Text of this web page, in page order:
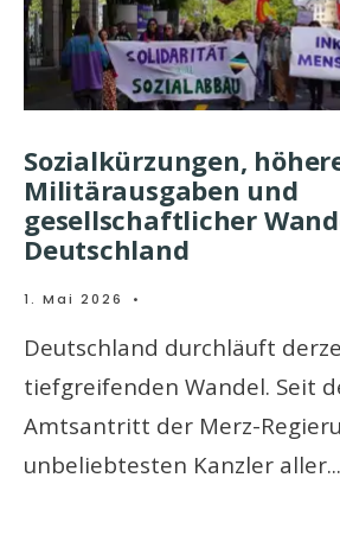
Sozialkürzungen,
Militärausgaben und
gesellschaftlicher
Deutschland
1. Mai 2026 •
Deutschland durchläuft
tiefgreifenden Wandel. Seit
Amtsantritt der Merz-
unbeliebtesten Kanzler aller...